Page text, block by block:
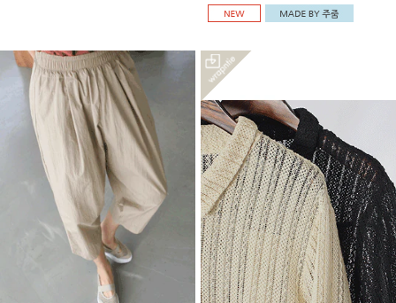
경되었습니다~가볍고 시원하게 착용되는 배
기통팬츠! 허리밴딩과 여유로운 통으로 편안해